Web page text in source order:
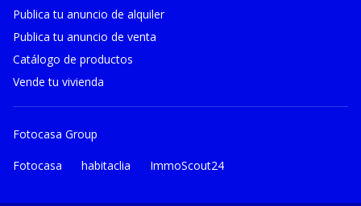
Publica tu anuncio de alquiler
Publica tu anuncio de venta
Catálogo de productos
Vende tu vivienda
Fotocasa Group
Fotocasa habitaclia ImmoScout24